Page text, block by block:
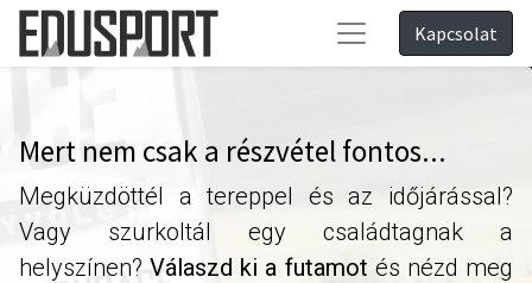
Kapcsolat
Mert nem csak a részvétel fontos...
Megküzdöttél a tereppel és az időjárással?
Vagy szurkoltál egy családtagnak a
helyszínen?Válaszd ki a futamot és nézd meg